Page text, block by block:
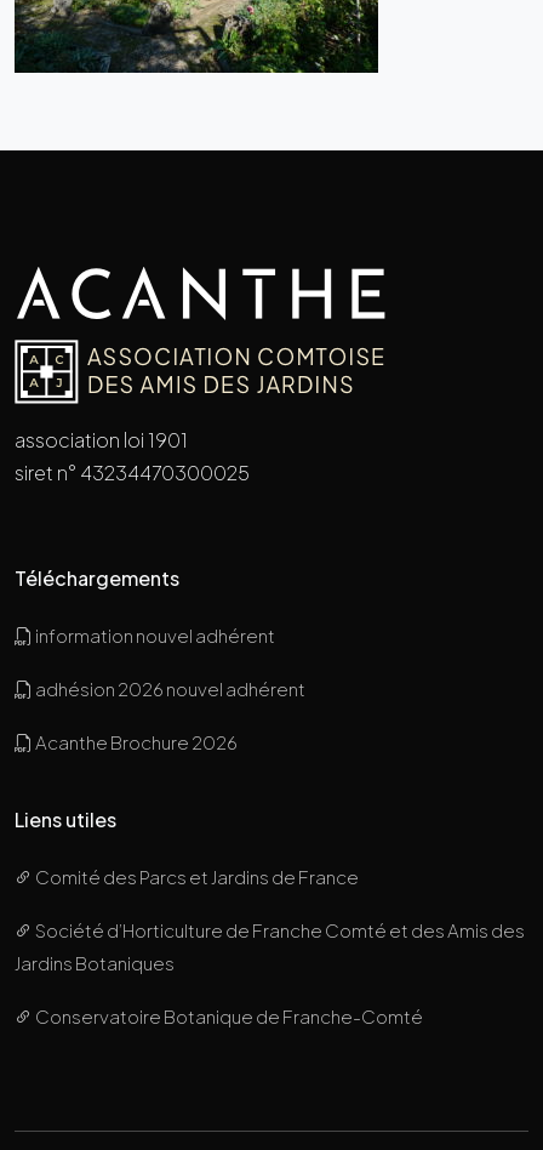
association loi 1901
siret n° 43234470300025
Téléchargements
information nouvel adhérent
adhésion 2026 nouvel adhérent
Acanthe Brochure 2026
Liens utiles
Comité des Parcs et Jardins de France
Société d’Horticulture de Franche Comté et des Amis des
Jardins Botaniques
Conservatoire Botanique de Franche-Comté